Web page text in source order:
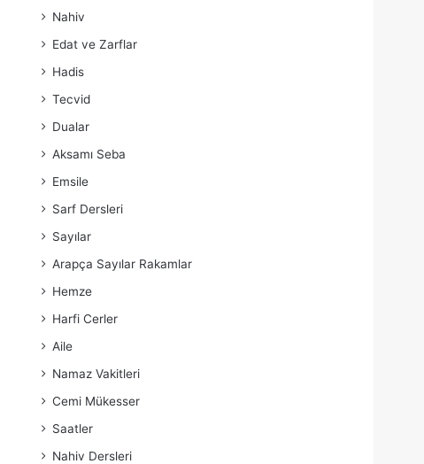
Nahiv
Edat ve Zarflar
Hadis
Tecvid
Dualar
Aksamı Seba
Emsile
Sarf Dersleri
Sayılar
Arapça Sayılar Rakamlar
Hemze
Harfi Cerler
Aile
Namaz Vakitleri
Cemi Mükesser
Saatler
Nahiv Dersleri